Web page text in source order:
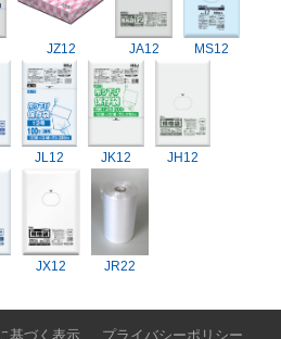
JZ12 JA12 MS12
JL12 JK12 JH12
JX12 JR22
基づく表示 プライバシーポリシー